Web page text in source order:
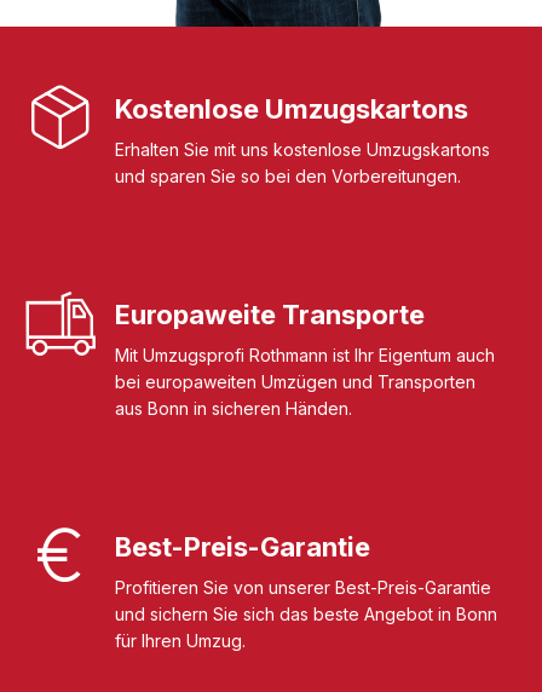
Kostenlose Umzugskartons
Erhalten Sie mit uns kostenlose Umzugskartons
und sparen Sie so bei den Vorbereitungen.
Europaweite Transporte
Mit Umzugsprofi Rothmann ist Ihr Eigentum auch
bei europaweiten Umzügen und Transporten
aus Bonn in sicheren Händen.
Best-Preis-Garantie
Profitieren Sie von unserer Best-Preis-Garantie
und sichern Sie sich das beste Angebot in Bonn
für Ihren Umzug.